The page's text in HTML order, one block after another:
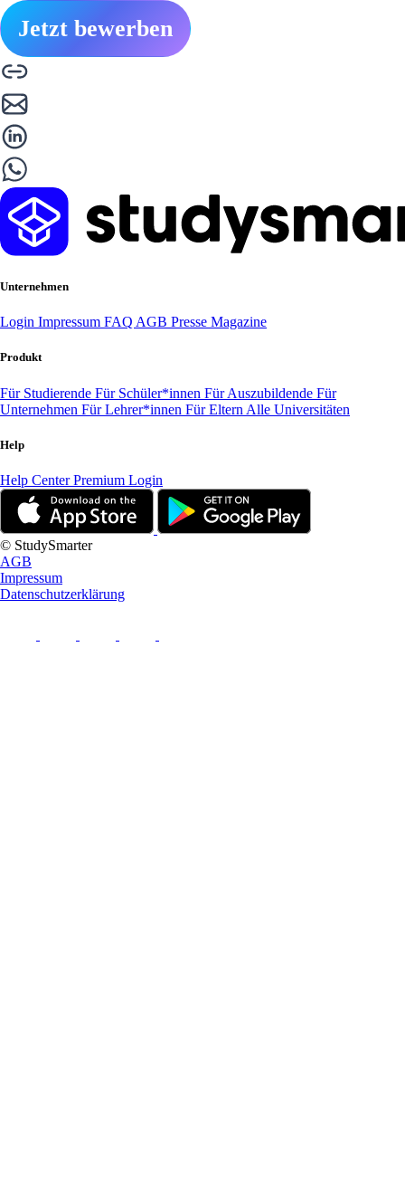
Jetzt bewerben
Unternehmen
Login Impressum FAQ AGB Presse Magazine
Produkt
Für Studierende Für Schüler*innen Für Auszubildende Für
Unternehmen Für Lehrer*innen Für Eltern Alle Universitäten
Help
Help CenterPremium Login
© StudySmarter
AGB
Impressum
Datenschutzerklärung